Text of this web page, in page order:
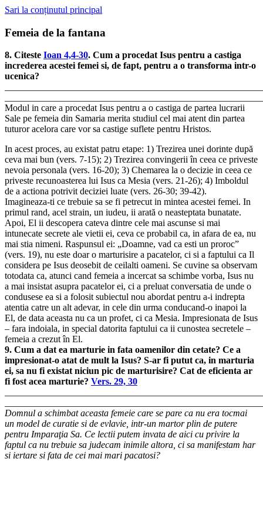
Sari la conținutul principal
Femeia de la fantana
8. Citeste Ioan 4,4-30. Cum a procedat Isus pentru a castiga
increderea acestei femei si, de fapt, pentru a o transforma intr-o
ucenica?
Modul in care a procedat Isus pentru a o castiga de partea lucrarii
Sale pe femeia din Samaria merita studiul cel mai atent din partea
tuturor acelora care vor sa castige suflete pentru Hristos.
In acest proces, au existat patru etape: 1) Trezirea unei dorinte după
ceva mai bun (vers. 7-15); 2) Trezirea convingerii în ceea ce priveste
nevoia personala (vers. 16-20); 3) Chemarea la o decizie in ceea ce
priveste recunoasterea lui Isus ca Mesia (vers. 21-26); 4) Imboldul
de a actiona potrivit deciziei luate (vers. 26-30; 39-42).
Imagineaza-ti ce trebuie sa se fi petrecut in mintea acestei femei. In
primul rand, acel strain, un iudeu, ii arată o neasteptata bunatate.
Apoi, El ii descopera cateva dintre cele mai ascunse si mai
intunecate secrete ale vietii ei, ceva ce probabil ca, in afara de ea, nu
mai stia nimeni. Raspunsul ei: „Doamne, vad ca esti un proroc”
(vers. 19), nu este doar o marturisire a pacatelor, ci si a faptului ca Il
considera pe Isus deosebit de ceilalti oameni. Se cuvine sa observam
totodata ca, atunci cand femeia a incercat sa schimbe vorba, Isus nu
a mai insistat asupra pacatelor ei, ci a preluat conversatia de unde o
condusese ea si a folosit subiectul nou abordat pentru a-i indrepta
atentia catre un alt adevar, in cele din urma conducand-o inapoi la
El, de data aceasta nu ca un profet, ci ca Mesia. Impresionata de Isus
– fara indoiala, in special datorita faptului ca ii cunostea secretele –
femeia a crezut în El.
9. Cum a dat ea marturie in fata oamenilor din cetate? Ce a
impresionat-o atat de mult la Isus? S-ar fi putut ca, in marturia
ei, sa nu fi existat niciun pic de marturisire? Cat de eficienta ar
fi fost acea marturie? Vers. 29, 30
Domnul a schimbat aceasta femeie care se pare ca nu era tocmai
un model de curatie si de evlavie, intr-un martor plin de putere
pentru Imparaţia Sa. Ce lectii putem invata de aici cu privire la
faptul ca nu trebuie sa judecam inimile altora, ci sa manifestam har
si iertare si fata de cei mai mari pacatosi?